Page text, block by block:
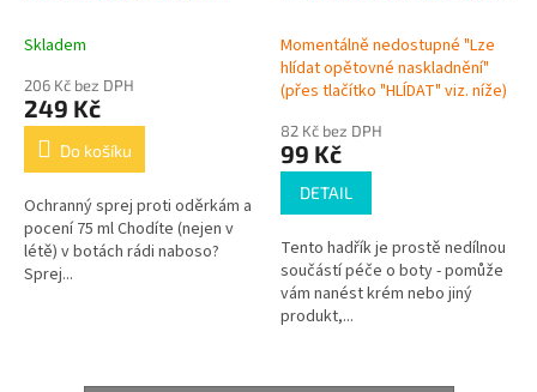
Skladem
206 Kč bez DPH
249 Kč
Do košíku
Ochranný sprej proti oděrkám a
pocení 75 ml Chodíte (nejen v
létě) v botách rádi naboso?
Sprej...
Momentálně nedostupné "Lze
hlídat opětovné naskladnění"
(přes tlačítko "HLÍDAT" viz. níže)
82 Kč bez DPH
99 Kč
DETAIL
Tento hadřík je prostě nedílnou
součástí péče o boty - pomůže
vám nanést krém nebo jiný
produkt,...